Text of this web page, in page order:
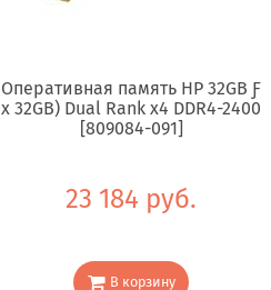
Оперативная память HP 32GB Ƒ
x 32GB) Dual Rank x4 DDR4-2400
[809084-091]
23 184 руб.
В корзину